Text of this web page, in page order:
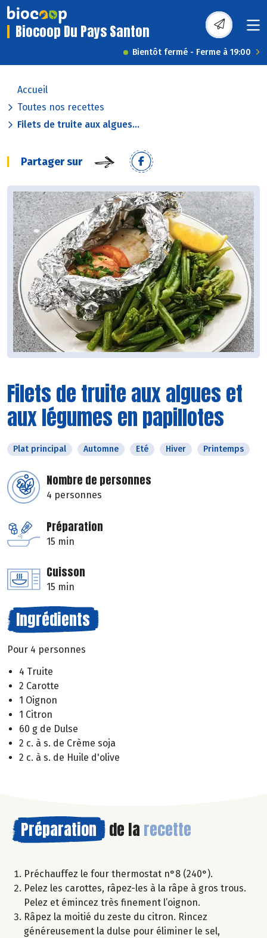
Biocoop Du Pays Santon
Bientôt fermé - Ferme à 19:00
Accueil
Toutes nos recettes
Filets de truite aux algues...
Partager sur
Filets de truite aux algues et
aux légumes en papillotes
Plat principal Automne Eté Hiver Printemps
Nombre de personnes
4 personnes
Préparation
15 min
Cuisson
15 min
Ingrédients
Pour 4 personnes
4 Truite
2 Carotte
1 Oignon
1 Citron
60 g de Dulse
2 c. à s. de Crème soja
2 c. à s. de Huile d'olive
Préparation de la recette
Préchauffez le four thermostat n°8 (240°).
Pelez les carottes, râpez-les à la râpe à gros trous.
Pelez et émincez très finement l’oignon.
Râpez la moitié du zeste du citron. Rincez
généreusement la dulse pour éliminer le sel,